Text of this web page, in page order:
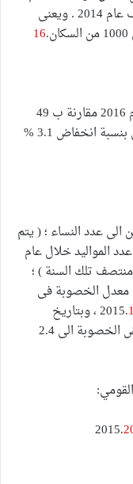
6.5 فى الألف عام 2015 مقـــابل 6.1 فى الألـــف عام 2014 . ويعنى
16
إلى 45.9 سيدة لكل مائة ألف مولود حتى عام 2016 مقارنة ب 49
سيدة لكل مائة ألف مولود حتى عام 2015 أى بنسبة انخفاض 3.1 %
الى عدد النساء ؛ ( يتم
المواليد خلال عام
15 الى 49 عاما في منتصف تلك السنة ) ؛
معدل الخصوبة فى
، وبتاريخ
13/8/2016 اعلن وزير الصحة عن خطة لخفض الخصوبة الى 2.4